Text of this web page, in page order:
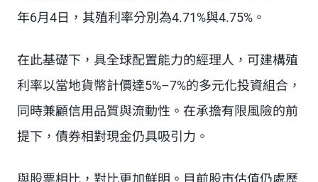
年6月4日，其殖利率分別為4.71%與4.75%。
在此基礎下，具全球配置能力的經理人，可建構殖
利率以當地貨幣計價達5%–7%的多元化投資組合，
同時兼顧信用品質與流動性。在承擔有限風險的前
提下，債券相對現金仍具吸引力。
與股票相比，對比更加鮮明。目前股市估值仍處歷